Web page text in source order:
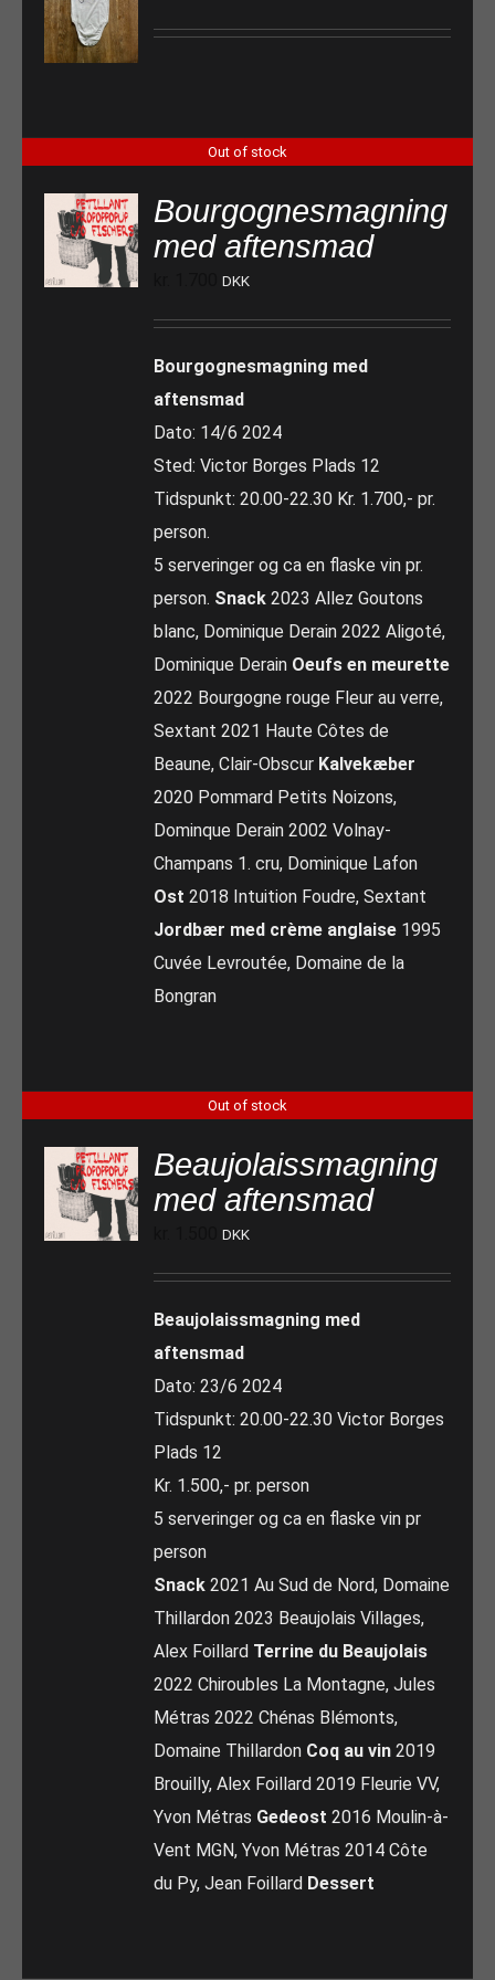
Out of stock
Bourgognesmagning
med aftensmad
DKK
Bourgognesmagning med
aftensmad
Dato: 14/6 2024
Sted: Victor Borges Plads 12
Tidspunkt: 20.00-22.30 Kr. 1.700,- pr.
person.
5 serveringer og ca en flaske vin pr.
person. Snack 2023 Allez Goutons
blanc, Dominique Derain 2022 Aligoté,
Dominique Derain Oeufs en meurette
2022 Bourgogne rouge Fleur au verre,
Sextant 2021 Haute Côtes de
Beaune, Clair-Obscur Kalvekæber
2020 Pommard Petits Noizons,
Dominque Derain 2002 Volnay-
Champans 1. cru, Dominique Lafon
Ost 2018 Intuition Foudre, Sextant
Jordbær med crème anglaise 1995
Cuvée Levroutée, Domaine de la
Bongran
Out of stock
Beaujolaissmagning
med aftensmad
DKK
Beaujolaissmagning med
aftensmad
Dato: 23/6 2024
Tidspunkt: 20.00-22.30 Victor Borges
Plads 12
Kr. 1.500,- pr. person
5 serveringer og ca en flaske vin pr
person
Snack 2021 Au Sud de Nord, Domaine
Thillardon 2023 Beaujolais Villages,
Alex Foillard Terrine du Beaujolais
2022 Chiroubles La Montagne, Jules
Métras 2022 Chénas Blémonts,
Domaine Thillardon Coq au vin 2019
Brouilly, Alex Foillard 2019 Fleurie VV,
Yvon Métras Gedeost 2016 Moulin-à-
Vent MGN, Yvon Métras 2014 Côte
du Py, Jean Foillard Dessert